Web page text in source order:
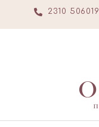
2310 506019